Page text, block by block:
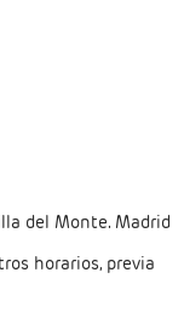
del Monte. Madrid
horarios, previa